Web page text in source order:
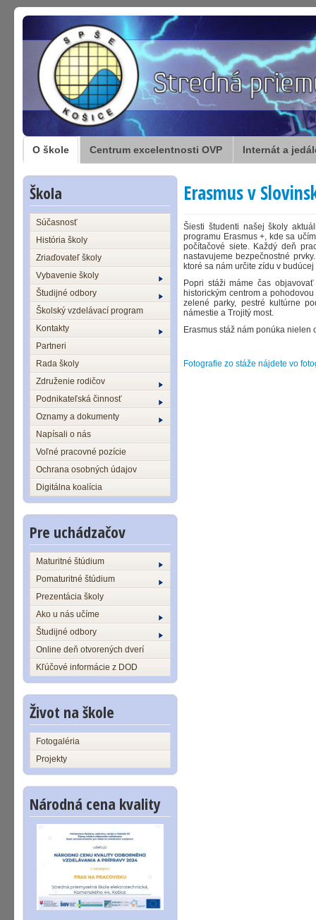
O škole Centrum excelentnosti OVP Internát a
Škola
Súčasnosť
História školy
Zriaďovateľ školy
Vybavenie školy
Študijné odbory
Školský vzdelávací program
Kontakty
Partneri
Rada školy
Združenie rodičov
Podnikateľská činnosť
Oznamy a dokumenty
Napísali o nás
Voľné pracovné pozície
Ochrana osobných údajov
Digitálna koalícia
Pre uchádzačov
Maturitné štúdium
Pomaturitné štúdium
Prezentácia školy
Ako u nás učíme
Študijné odbory
Online deň otvorených dverí
Kľúčové informácie z DOD
Život na škole
Fotogaléria
Projekty
Národná cena kvality
Erasmus v
Šiesti študenti našej školy
programu Erasmus +, kde sa
počítačové siete. Každý deň
nastavujeme bezpečnostné
ktoré sa nám určite zídu v
Popri stáži máme čas
historickým centrom a
zelené parky, pestré kultúrne
námestie a Trojitý most.
Erasmus stáž nám ponúka
Fotografie zo stáže nájdete vo